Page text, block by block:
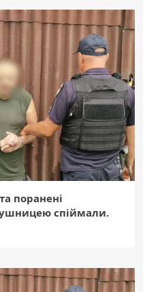
поранені
спіймали.